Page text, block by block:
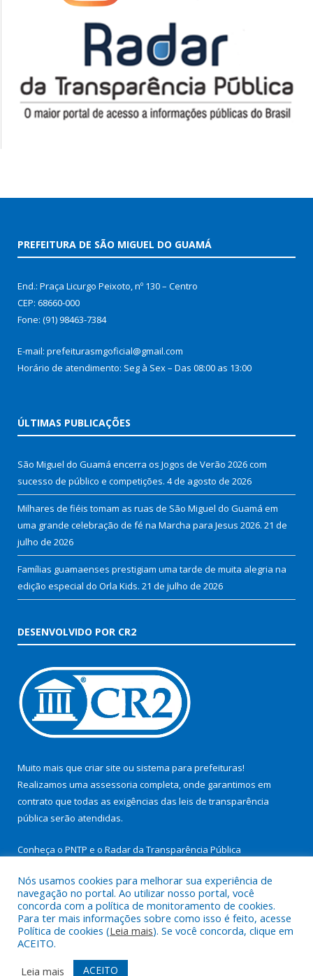
PREFEITURA DE SÃO MIGUEL DO GUAMÁ
End.: Praça Licurgo Peixoto, nº 130 – Centro
CEP: 68660-000
Fone: (91) 98463-7384
E-mail: prefeiturasmgoficial@gmail.com
Horário de atendimento: Seg à Sex – Das 08:00 as 13:00
ÚLTIMAS PUBLICAÇÕES
São Miguel do Guamá encerra os Jogos de Verão 2026 com
sucesso de público e competições. 4 de agosto de 2026
Milhares de fiéis tomam as ruas de São Miguel do Guamá em
uma grande celebração de fé na Marcha para Jesus 2026. 21 de
julho de 2026
Famílias guamaenses prestigiam uma tarde de muita alegria na
edição especial do Orla Kids. 21 de julho de 2026
DESENVOLVIDO POR CR2
Muito mais que criar site ou sistema para prefeituras!
Realizamos uma assessoria completa, onde garantimos em
contrato que todas as exigências das leis de transparência
pública serão atendidas.
Conheça o PNTP e o Radar da Transparência Pública
Todos os direitos reservados a Prefeitura Municipal de São
Miguel do Guamá.
Mapa do Site
Acessar Área Administrativa
Nós usamos cookies para melhorar sua experiência de
navegação no portal. Ao utilizar nosso portal, você
concorda com a política de monitoramento de cookies.
Para ter mais informações sobre como isso é feito, acesse
Política de cookies (Leia mais). Se você concorda, clique em
ACEITO.
Leia mais
ACEITO